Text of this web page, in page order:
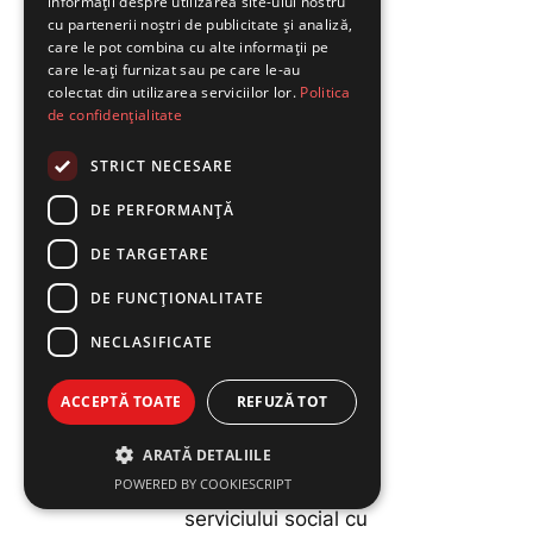
serviciului social cu
cazare Centrul de
îngrijire și asistență
Brănișca;
Inițiator: Președintele
Consiliului Județean
Nistor
privind aprobarea
Regulamentului de
organizare și
funcționare a
serviciului social cu
cu partenerii noștri de publicitate și analiză,
care le pot combina cu alte informații pe
care le-ați furnizat sau pe care le-au
colectat din utilizarea serviciilor lor. Politica
de confidențialitate
STRICT NECESARE
DE PERFORMANȚĂ
DE TARGETARE
DE FUNCŢIONALITATE
NECLASIFICATE
ACCEPTĂ TOATE REFUZĂ TOT
ARATĂ DETALIILE
POWERED BY COOKIESCRIPT